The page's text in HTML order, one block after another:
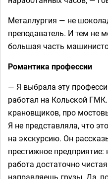
Металлургия — не
преподаватель. И тем не
большая часть
Романтика профессии
— Я выбрала эту
работал на Кольской
крановщиков, про
Я не представляла, что
на экскурсию. Он
престижное предприятие:
работа достаточно